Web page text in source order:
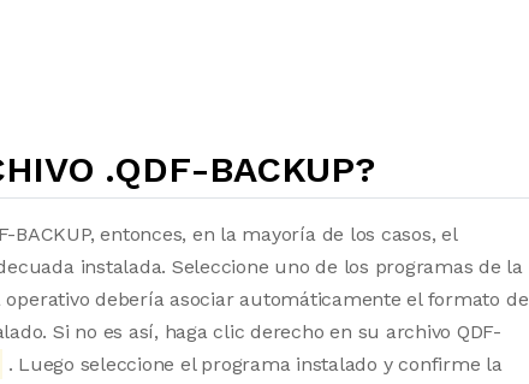
.QDF-BACKUP?
entonces, en la mayoría de los casos, el
instalada. Seleccione uno de los programas de la
debería asociar automáticamente el formato de
Si no es así, haga clic derecho en su archivo QDF-
. Luego seleccione el programa instalado y confirme la